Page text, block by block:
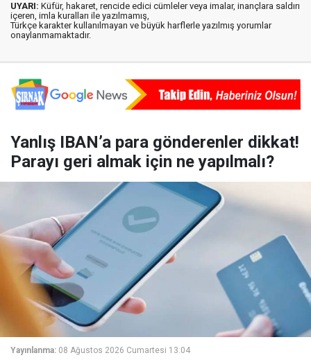
UYARI: Küfür, hakaret, rencide edici cümleler veya imalar, inançlara saldırı
içeren, imla kuralları ile yazılmamış,
Türkçe karakter kullanılmayan ve büyük harflerle yazılmış yorumlar
onaylanmamaktadır.
Yanlış IBAN’a para gönderenler dikkat!
Parayı geri almak için ne yapılmalı?
Yayınlanma: 08 Ağustos 2026 Cumartesi 13:04